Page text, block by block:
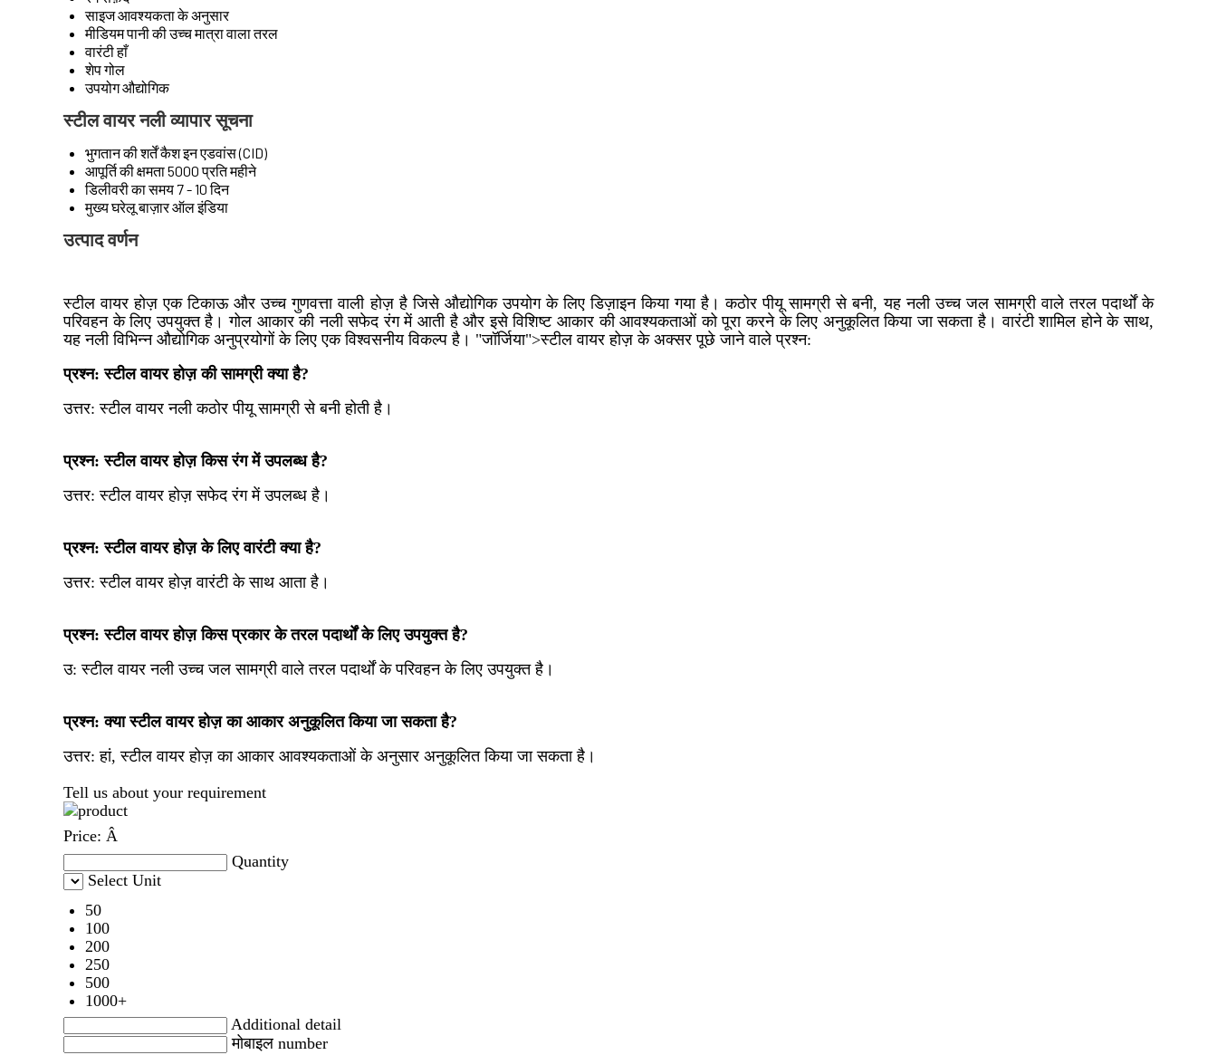
साइजआवश्यकता के अनुसार
मीडियमपानी की उच्च मात्रा वाला तरल
वारंटीहाँ
शेपगोल
उपयोगऔद्योगिक
स्टील वायर नली व्यापार सूचना
भुगतान की शर्तेंकैश इन एडवांस (CID)
आपूर्ति की क्षमता5000 प्रति महीने
डिलीवरी का समय 7 - 10 दिन
मुख्य घरेलू बाज़ारऑल इंडिया
उत्पाद वर्णन
स्टील वायर होज़ एक टिकाऊ और उच्च गुणवत्ता वाली होज़ है जिसे औद्योगिक उपयोग के लिए डिज़ाइन किया गया है। कठोर पीयू सामग्री से बनी, यह नली उच्च जल सामग्री वाले तरल पदार्थों के
परिवहन के लिए उपयुक्त है। गोल आकार की नली सफेद रंग में आती है और इसे विशिष्ट आकार की आवश्यकताओं को पूरा करने के लिए अनुकूलित किया जा सकता है। वारंटी शामिल होने के साथ,
यह नली विभिन्न औद्योगिक अनुप्रयोगों के लिए एक विश्वसनीय विकल्प है। "जॉर्जिया">स्टील वायर होज़ के अक्सर पूछे जाने वाले प्रश्न:
प्रश्न: स्टील वायर होज़ की सामग्री क्या है?
उत्तर: स्टील वायर नली कठोर पीयू सामग्री से बनी होती है।
प्रश्न: स्टील वायर होज़ किस रंग में उपलब्ध है?
उत्तर:स्टील वायर होज़ सफेद रंग में उपलब्ध है।
प्रश्न: स्टील वायर होज़ के लिए वारंटी क्या है?
उत्तर: स्टील वायर होज़ वारंटी के साथ आता है।
प्रश्न: स्टील वायर होज़ किस प्रकार के तरल पदार्थों के लिए उपयुक्त है?
उ:स्टील वायर नली उच्च जल सामग्री वाले तरल पदार्थों के परिवहन के लिए उपयुक्त है।
प्रश्न: क्या स्टील वायर होज़ का आकार अनुकूलित किया जा सकता है?
उत्तर:हां, स्टील वायर होज़ का आकार आवश्यकताओं के अनुसार अनुकूलित किया जा सकता है।
Tell us about your requirement
Price: Â
Quantity
Select Unit
50
100
200
250
500
1000+
Additional detail
मोबाइल number